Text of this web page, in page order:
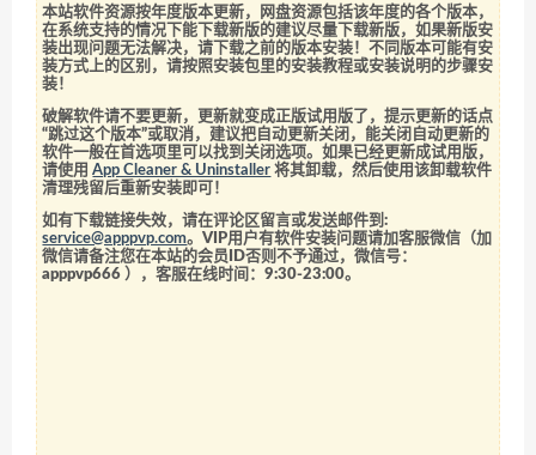
本站软件资源按年度版本更新，网盘资源包括该年度的各个版本，
在系统支持的情况下能下载新版的建议尽量下载新版，如果新版安
装出现问题无法解决，请下载之前的版本安装！不同版本可能有安
装方式上的区别，请按照安装包里的安装教程或安装说明的步骤安
装！
破解软件请不要更新，更新就变成正版试用版了，提示更新的话点
“跳过这个版本”或取消，建议把自动更新关闭，能关闭自动更新的
软件一般在首选项里可以找到关闭选项。如果已经更新成试用版，
请使用App Cleaner & Uninstaller 将其卸载，然后使用该卸载软件
清理残留后重新安装即可！
如有下载链接失效，请在评论区留言或发送邮件到:
service@apppvp.com。VIP用户有软件安装问题请加客服微信（加
微信请备注您在本站的会员ID否则不予通过，微信号：
apppvp666 ），客服在线时间：9:30-23:00。